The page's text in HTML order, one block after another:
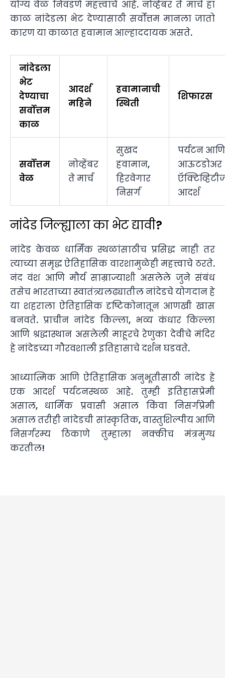
योग्य वेळ निवडणे महत्त्वाचे आहे. नोव्हेंबर ते मार्च हा
काळ नांदेडला भेट देण्यासाठी सर्वोत्तम मानला जातो
कारण या काळात हवामान आल्हाददायक असते.
नांदेडला
भेट
देण्याचा
सर्वोत्तम
काळ
आदर्श
महिने
हवामानाची
स्थिती
शिफारस
सर्वोत्तम
वेळ
नोव्हेंबर
ते मार्च
सुखद
हवामान,
हिरवेगार
निसर्ग
पर्यटन आणि
आऊटडोअर
आदर्श
नांदेड जिल्ह्याला का भेट द्यावी?
नांदेड केवळ धार्मिक स्थळांसाठीच प्रसिद्ध नाही तर
त्याच्या समृद्ध ऐतिहासिक वारशामुळेही महत्त्वाचे ठरते.
नंद वंश आणि मौर्य साम्राज्याशी असलेले जुने संबंध
तसेच भारताच्या स्वातंत्र्यलढ्यातील नांदेडचे योगदान हे
या शहराला ऐतिहासिक दृष्टिकोनातून आणखी खास
बनवते. प्राचीन नांदेड किल्ला, भव्य कंधार किल्ला
आणि श्रद्धास्थान असलेली माहूरचे रेणुका देवीचे मंदिर
हे नांदेडच्या गौरवशाली इतिहासाचे दर्शन घडवते.
आध्यात्मिक आणि ऐतिहासिक अनुभूतीसाठी नांदेड हे
एक आदर्श पर्यटनस्थळ आहे. तुम्ही इतिहासप्रेमी
असाल, धार्मिक प्रवासी असाल किंवा निसर्गप्रेमी
असाल तरीही नांदेडची सांस्कृतिक, वास्तुशिल्पीय आणि
निसर्गरम्य ठिकाणे तुम्हाला नक्कीच मंत्रमुग्ध
करतील!